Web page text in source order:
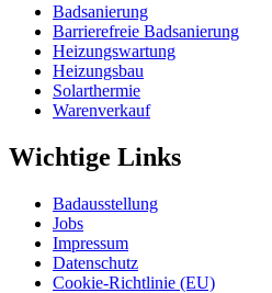
Badsanierung
Barrierefreie Badsanierung
Heizungswartung
Heizungsbau
Solarthermie
Warenverkauf
Wichtige Links
Badausstellung
Jobs
Impressum
Datenschutz
Cookie-Richtlinie (EU)